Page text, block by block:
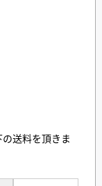
送料を頂きま